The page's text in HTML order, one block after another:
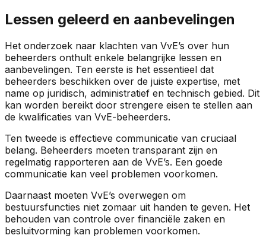
Lessen geleerd en aanbevelingen
Het onderzoek naar klachten van VvE’s over hun
beheerders onthult enkele belangrijke lessen en
aanbevelingen. Ten eerste is het essentieel dat
beheerders beschikken over de juiste expertise, met
name op juridisch, administratief en technisch gebied. Dit
kan worden bereikt door strengere eisen te stellen aan
de kwalificaties van VvE-beheerders.
Ten tweede is effectieve communicatie van cruciaal
belang. Beheerders moeten transparant zijn en
regelmatig rapporteren aan de VvE’s. Een goede
communicatie kan veel problemen voorkomen.
Daarnaast moeten VvE’s overwegen om
bestuursfuncties niet zomaar uit handen te geven. Het
behouden van controle over financiële zaken en
besluitvorming kan problemen voorkomen.